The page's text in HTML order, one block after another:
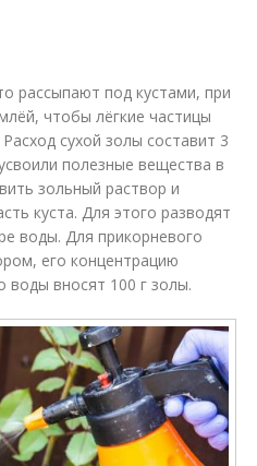
рассыпают под кустами, при
чтобы лёгкие частицы
сухой золы составит 3
полезные вещества в
зольный раствор и
куста. Для этого разводят
воды. Для прикорневого
его концентрацию
воды вносят 100 г золы.